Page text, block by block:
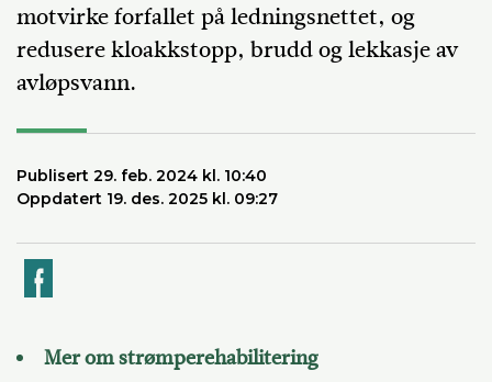
motvirke forfallet på ledningsnettet, og
redusere kloakkstopp, brudd og lekkasje av
avløpsvann.
Publisert 29. feb. 2024 kl. 10:40
Oppdatert 19. des. 2025 kl. 09:27
Mer om strømperehabilitering